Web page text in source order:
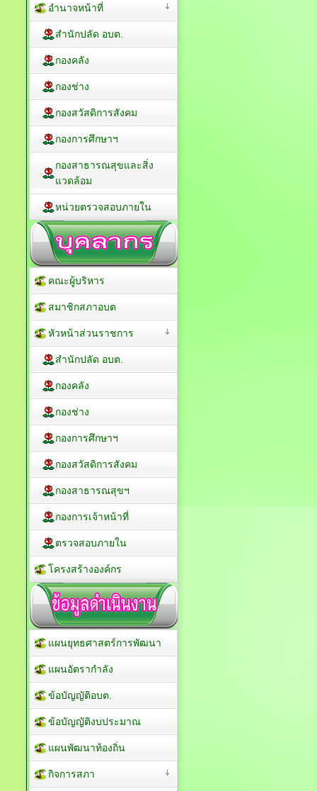
อำนาจหน้าที่
สำนักปลัด อบต.
กองคลัง
กองช่าง
กองสวัสดิการสังคม
กองการศึกษาฯ
กองสาธารณสุขและสิ่ง
แวดล้อม
หน่วยตรวจสอบภายใน
คณะผู้บริหาร
สมาชิกสภาอบต
หัวหน้าส่วนราชการ
สำนักปลัด อบต.
กองคลัง
กองช่าง
กองการศึกษาฯ
กองสวัสดิการสังคม
กองสาธารณสุขฯ
กองการเจ้าหน้าที่
ตรวจสอบภายใน
โครงสร้างองค์กร
แผนยุทธศาสตร์การพัฒนา
แผนอัตรากำลัง
ข้อบัญญัติอบต.
ข้อบัญญัติงบประมาณ
แผนพัฒนาท้องถิ่น
กิจการสภา